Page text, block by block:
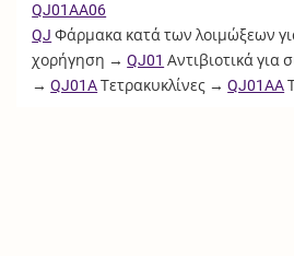
QJ01AA06
QJ Φάρμακα κατά των λοιμώξεων
χορήγηση →QJ01 Αντιβιοτικά για
→QJ01AΤετρακυκλίνες →QJ01AA